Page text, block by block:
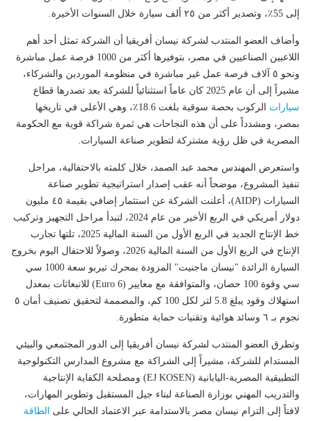
إلى 55٪، وتصدير أكثر من ٢٥ ألف سيارة خلال السنوات الأخيرة.
وأضاف العضو المنتدب لشركة نيسان أفريقيا أن الشركة تمثل أحد أهم
اللاعبين الصناعيين في مصر، بتوفيرها أكثر من 1000 فرصة عمل مباشرة
ونحو ٥ آلاف فرصة عمل غير مباشرة في منظومة الموردين والشركاء،
مشيراً إلى أن عام 2025 كان عاماً استثنائياً للشركة بعد تصدرها قطاع
سيارات
الركوب بحصة سوقية بلغت 18.6٪، وهي الأعلى في تاريخها
بمصر، ومشدداً على أن هذه النجاحات هي ثمرة شراكة قوية مع الحكومة
المصرية في ظل رؤية مشتركة لتطوير صناعة السيارات.
واستعرض المهندس محمد عبد الصمد، خلال كلمته بالاحتفالية، مراحل
تنفيذ المشروع، موضحاً أنه عقب إصدار استراتيجية تطوير صناعة
السيارات (AIDP)، أعلنت الشركة عن استثمار إضافي بقيمة ٤٥ مليون
دولار أمريكي في الربع الأخير من عام 2024، لتبدأ مراحل التجهيز وتركيب
خط الإنتاج الجديد في الربع الأول من السنة المالية 2025، تلتها تجارب
الإنتاج في الربع الأول من السنة المالية 2026، وصولاً للاحتفال اليوم بخروج
السيارة الرائدة "نيسان ماجنيت" المزودة بمحرك تيربو سعة 1000 سي
سي وقوة 100 حصان، والمتوافقة مع معايير (6 Euro) للانبعاثات بمعدل
استهلاك وقود يبلغ 5.8 لتر لكل 100 كم، والمصممة لتحقيق تصنيف أمان ٥
نجوم بـ ٦ وسائد هوائية وتقنيات حماية متطورة.
وتطرق العضو المنتدب لشركة نيسان أفريقيا إلى الدور المجتمعي والبيئي
المستدام للشركة، مشيراً إلى الشراكة مع مشروع المدارس التكنولوجية
التطبيقية المصرية-اليابانية (EJ KOSEN) ومصلحة الكفاية الإنتاجية
والتدريب المهني بوزارة الصناعة لبناء جيل المستقبل وتطوير المهارات،
لافتاً إلى التزام نيسان مصر بالاستدامة عبر الاعتماد الحالي على الطاقة